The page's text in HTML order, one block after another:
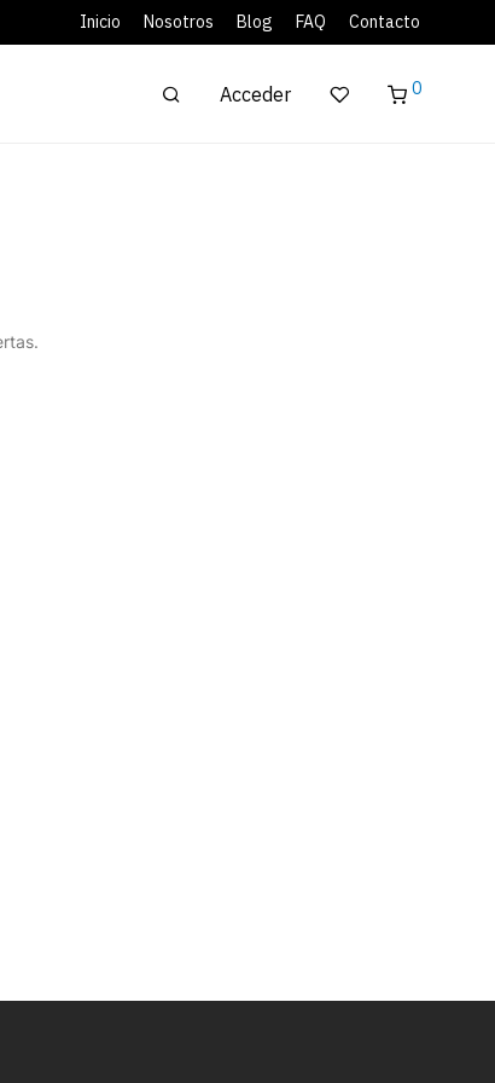
Inicio Nosotros Blog FAQ Contacto
Acceder 0